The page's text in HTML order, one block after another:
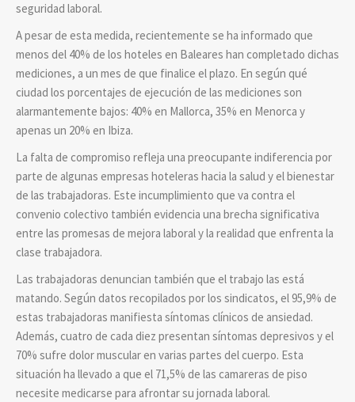
seguridad laboral.
A pesar de esta medida, recientemente se ha informado que
menos del 40% de los hoteles en Baleares han completado dichas
mediciones, a un mes de que finalice el plazo. En según qué
ciudad los porcentajes de ejecución de las mediciones son
alarmantemente bajos: 40% en Mallorca, 35% en Menorca y
apenas un 20% en Ibiza.
La falta de compromiso refleja una preocupante indiferencia por
parte de algunas empresas hoteleras hacia la salud y el bienestar
de las trabajadoras. Este incumplimiento que va contra el
convenio colectivo también evidencia una brecha significativa
entre las promesas de mejora laboral y la realidad que enfrenta la
clase trabajadora.
Las trabajadoras denuncian también que el trabajo las está
matando. Según datos recopilados por los sindicatos, el 95,9% de
estas trabajadoras manifiesta síntomas clínicos de ansiedad.
Además, cuatro de cada diez presentan síntomas depresivos y el
70% sufre dolor muscular en varias partes del cuerpo. Esta
situación ha llevado a que el 71,5% de las camareras de piso
necesite medicarse para afrontar su jornada laboral.